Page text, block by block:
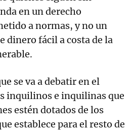
en un derecho
a normas, y no un
dinero fácil a costa de la
se va a debatir en el
inquilinos e inquilinas que
estén dotados de los
establece para el resto de